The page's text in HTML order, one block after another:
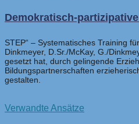
Demokratisch-
STEP“ – Systematisches Training
Dinkmeyer, D.Sr./McKay, G./
gesetzt hat, durch gelingende
Bildungspartnerschaften
gestalten.
Verwandte Ansätze